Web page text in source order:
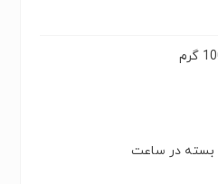
بسته در ساعت